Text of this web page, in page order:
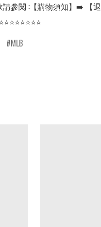
參閱 :【購物須知】➡️ 【退
MLB